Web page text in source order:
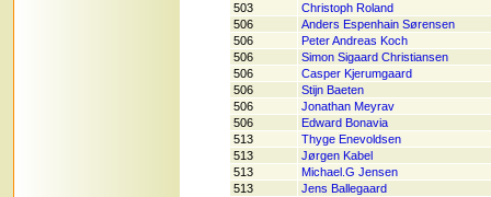
503
Christoph Roland
506
Anders Espenhain Sørensen
506
Peter Andreas Koch
506
Simon Sigaard Christiansen
506
Casper Kjerumgaard
506
Stijn Baeten
506
Jonathan Meyrav
506
Edward Bonavia
513
Thyge Enevoldsen
513
Jørgen Kabel
513
Michael.G Jensen
513
Jens Ballegaard